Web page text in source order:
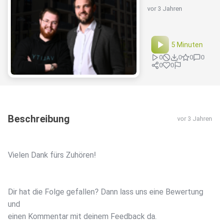
vor 3 Jahren
5 Minuten
0 0 0
0
0
0
Beschreibung vor 3 Jahren
Vielen Dank fürs Zuhören!
Dir hat die Folge gefallen? Dann lass uns eine Bewertung
und
einen Kommentar mit deinem Feedback da.